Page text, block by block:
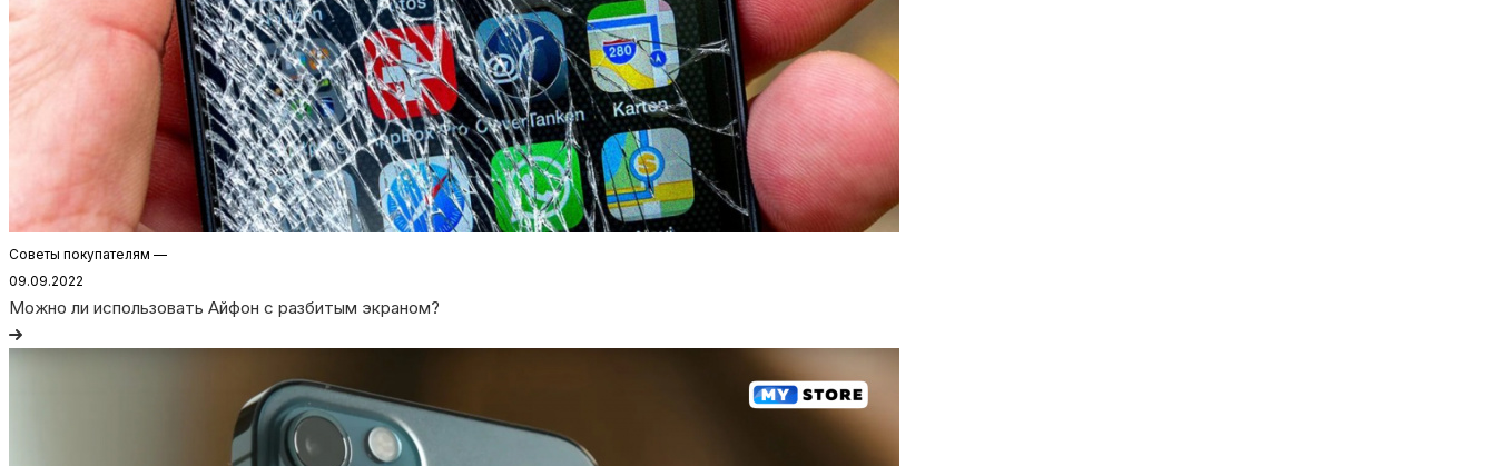
Советы покупателям —
09.09.2022
Можно ли использовать Айфон с разбитым экраном?